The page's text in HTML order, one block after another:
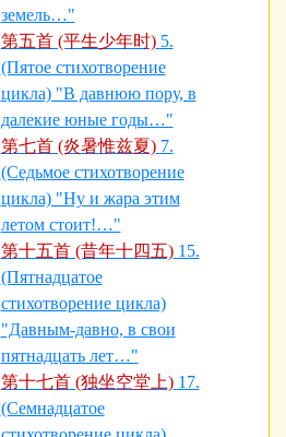
земель…"
第五首 (平生少年时) 5.
(Пятое стихотворение
цикла) "В давнюю пору, в
далекие юные годы…"
第七首 (炎暑惟兹夏) 7.
(Седьмое стихотворение
цикла) "Ну и жара этим
летом стоит!…"
第十五首 (昔年十四五) 15.
(Пятнадцатое
стихотворение цикла)
"Давным-давно, в свои
пятнадцать лет…"
第十七首 (独坐空堂上) 17.
(Семнадцатое